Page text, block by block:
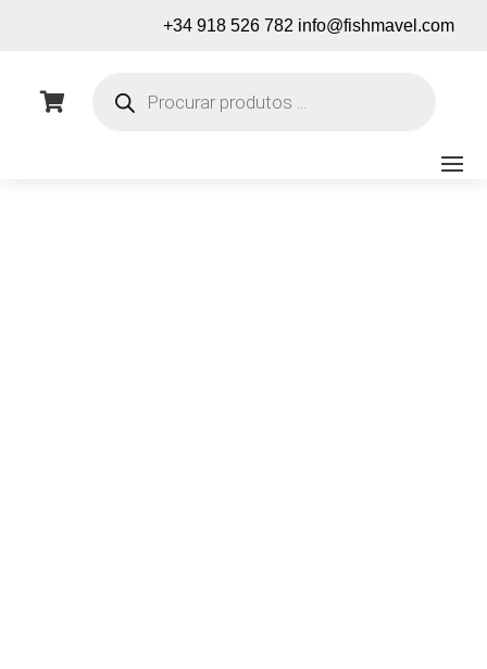
+34 918 526 782 info@fishmavel.com

produtos